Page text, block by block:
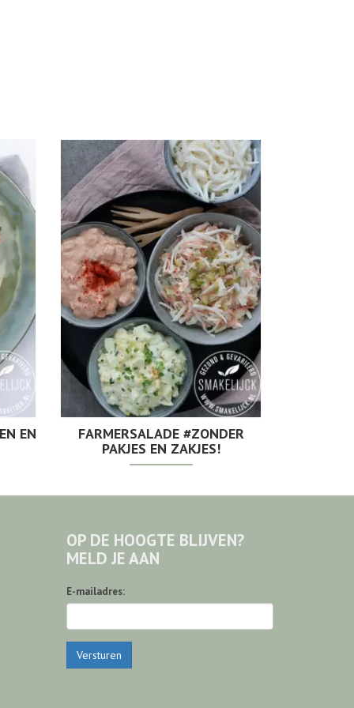
EN
FARMERSALADE #ZONDER
PAKJES EN ZAKJES!
OP DE HOOGTE BLIJVEN?
MELD JE AAN
E-mailadres:
Versturen